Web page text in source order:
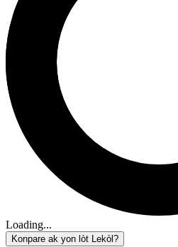
Loading...
Konpare ak yon lòt Lekòl?